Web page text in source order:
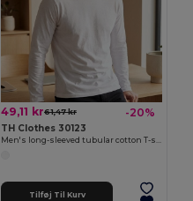
49,11 kr61,47 kr -20%
TH Clothes 30123
Men's long-sleeved tubular cotton T-shirt
Tilføj Til Kurv